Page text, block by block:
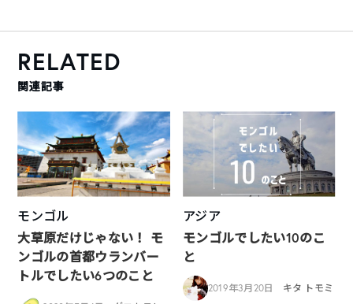
RELATED
関連記事
モンゴル
大草原だけじゃない！ モ
ンゴルの首都ウランバー
トルでしたい6つのこと
アジア
モンゴルでしたい10のこ
と
2019年3月20日 キタ トモミ